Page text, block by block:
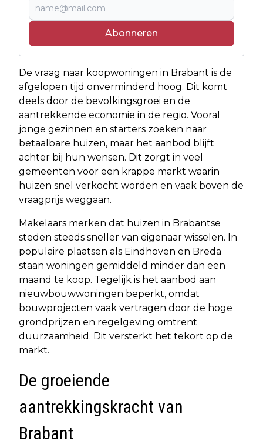
Abonneren
De vraag naar koopwoningen in Brabant is de
afgelopen tijd onverminderd hoog. Dit komt
deels door de bevolkingsgroei en de
aantrekkende economie in de regio. Vooral
jonge gezinnen en starters zoeken naar
betaalbare huizen, maar het aanbod blijft
achter bij hun wensen. Dit zorgt in veel
gemeenten voor een krappe markt waarin
huizen snel verkocht worden en vaak boven de
vraagprijs weggaan.
Makelaars merken dat huizen in Brabantse
steden steeds sneller van eigenaar wisselen. In
populaire plaatsen als Eindhoven en Breda
staan woningen gemiddeld minder dan een
maand te koop. Tegelijk is het aanbod aan
nieuwbouwwoningen beperkt, omdat
bouwprojecten vaak vertragen door de hoge
grondprijzen en regelgeving omtrent
duurzaamheid. Dit versterkt het tekort op de
markt.
De groeiende
aantrekkingskracht van
Brabant